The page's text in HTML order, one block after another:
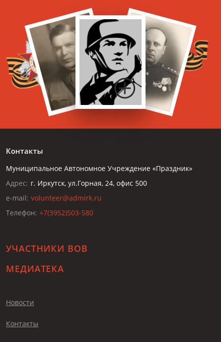
Контакты
Муниципальное Автономное Учреждение «Праздник»
Адрес: г. Иркутск, ул.Горная, 24, офис 500
e-mail: volunteer@admirk.ru
Телефон: +7(3952)503-580
УЧАСТНИКИ ВОВ
МЕДИАТЕКА
Новости
Контакты